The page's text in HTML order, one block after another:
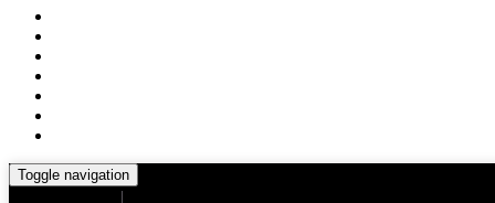
Toggle navigation